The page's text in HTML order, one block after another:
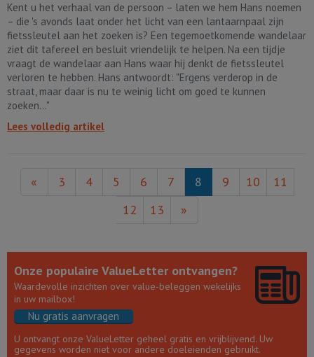
Kent u het verhaal van de persoon – laten we hem Hans noemen
– die 's avonds laat onder het licht van een lantaarnpaal zijn
fietssleutel aan het zoeken is? Een tegemoetkomende wandelaar
ziet dit tafereel en besluit vriendelijk te helpen. Na een tijdje
vraagt de wandelaar aan Hans waar hij denkt de fietssleutel
verloren te hebben. Hans antwoordt: "Ergens verderop in de
straat, maar daar is nu te weinig licht om goed te kunnen
zoeken..."
Lees volledig artikel
« 3 4 5 6 7 8 9 10
11
12
13 »
Onze populaire ValueLetter ontvangen?
Waardevolle inzichten over value-beleggen wekelijks
in uw mailbox!
Nu gratis aanvragen
U ontvangt onze ValueLetter geheel gratis en vrijblijvend. Uw
gegevens worden niet voor andere doeleienden gebruikt.